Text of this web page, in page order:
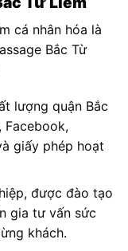
cá nhân hóa là
Bắc Từ
lượng quận Bắc
Facebook,
giấy phép hoạt
được đào tạo
gia tư vấn sức
khách.